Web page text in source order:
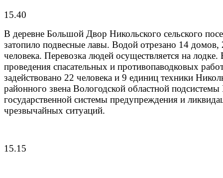
15.40
В деревне Большой Двор Никольского сельского
затопило подвесные лавы. Водой отрезано 14 домов,
человека. Перевозка людей осуществляется на лодке.
проведения спасательных и противопаводковых
задействовано 22 человека и 9 единиц техники
районного звена Вологодской областной
государственной системы предупреждения и
чрезвычайных ситуаций.
15.15